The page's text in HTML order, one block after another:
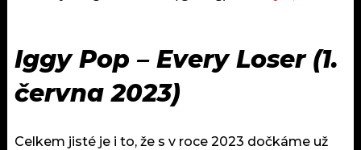
Iggy Pop – Every Loser (1.
června 2023)
Celkem jisté je i to, že s v roce 2023 dočkáme už